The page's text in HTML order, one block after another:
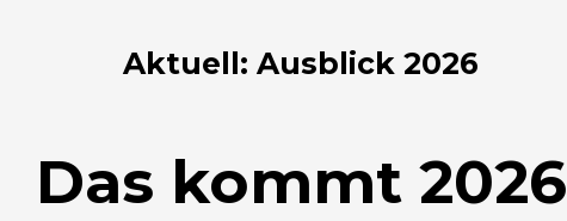
Aktuell: Ausblick 2026
Das kommt 2026